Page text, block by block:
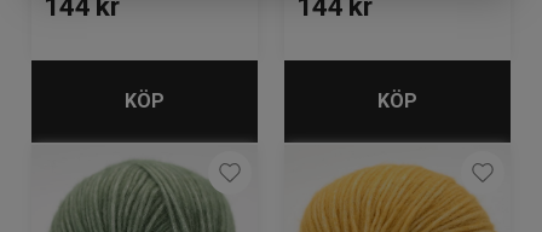
KÖP KÖP